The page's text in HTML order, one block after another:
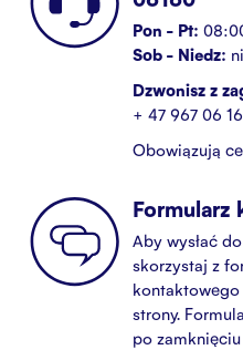
Pon - Pt:
Sob - Niedz:
Dzwonisz z
+ 47 967 06
Obowiązują
Formularz
Aby wysłać
skorzystaj z
kontaktowego
strony.
po